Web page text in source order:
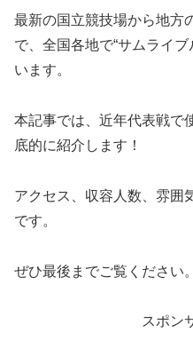
最新の国立競技場から地方
で、全国各地で“サムライ
います。
本記事では、近年代表戦で
底的に紹介します！
アクセス、収容人数、雰囲
です。
ぜひ最後までご覧ください。
スポン